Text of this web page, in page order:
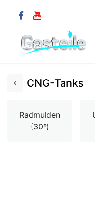
CNG-Tanks
Radmulden
(30°)